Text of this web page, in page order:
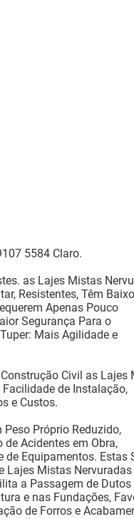
5584 Claro.
as Lajes Mistas
Resistentes, Têm
Apenas Pouco
Segurança Para o
Mais Agilidade e
Civil as Lajes
de Instalação,
e Custos.
Próprio Reduzido,
Acidentes em Obra,
de Equipamentos. Estas
Lajes Mistas Nervuradas
a Passagem de Dutos
e nas Fundações,
de Forros e